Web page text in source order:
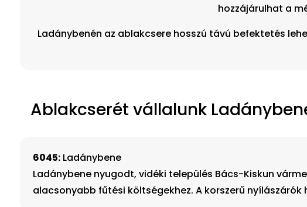
hozzájárulhat a
Ladánybenén az ablakcsere hosszú távú befektetés
Ablakcserét vállalunk
6045:Ladánybene
Ladánybene nyugodt, vidéki település Bács-Kiskun
alacsonyabb fűtési költségekhez. A korszerű